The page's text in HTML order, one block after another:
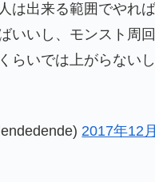
は出来る範囲でやれ
いいし、モンスト周
らいでは上がらない
2017年12